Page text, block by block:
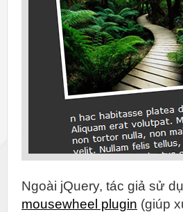
Ngoài jQuery, tác giả sử
mousewheel plugin (giúp